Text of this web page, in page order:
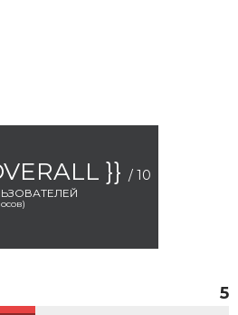
}} / 10
5